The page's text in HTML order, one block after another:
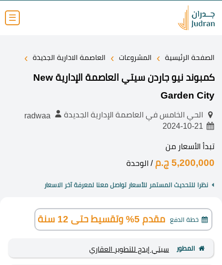
☰
الصفحة الرئيسية › المشروعات › العاصمة الادارية الجديدة ›
كمبوند نيو جاردن سيتي العاصمة الإدارية New
Garden City
الحي الخامس في العاصمة الإدارية الجديدة
تبدأ الأسعار من
5,200,000 ج.م / الوحدة
نظرا للتحديث المستمر للأسعار تواصل معنا لمعرفة آخر الاسعار
خطة الدفع مقدم 5% وتقسيط حتى 12 سنة
المطور سيتي إيدج للتطوير العقاري